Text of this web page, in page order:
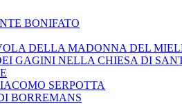
BONIFATO
DELLA MADONNA DEL
GAGINI NELLA CHIESA DI
SERPOTTA
BORREMANS